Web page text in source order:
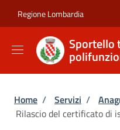
Regione Lombardia
Sportello
Briciole di
Home / Servizi /
Rilascio del certificato di